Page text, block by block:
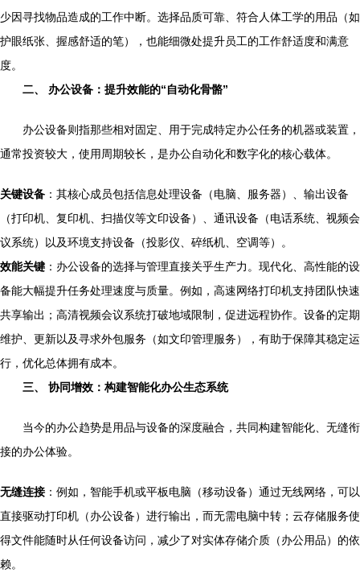
少因寻找物品造成的工作中断。选择品质可靠、符合人体工学的用品（如
护眼纸张、握感舒适的笔），也能细微处提升员工的工作舒适度和满意
度。
二、 办公设备：提升效能的“自动化骨骼”
办公设备则指那些相对固定、用于完成特定办公任务的机器或装置，
通常投资较大，使用周期较长，是办公自动化和数字化的核心载体。
关键设备 ：其核心成员包括信息处理设备（电脑、服务器）、输出设备
（打印机、复印机、扫描仪等文印设备）、通讯设备（电话系统、视频会
议系统）以及环境支持设备（投影仪、碎纸机、空调等）。
效能关键 ：办公设备的选择与管理直接关乎生产力。现代化、高性能的设
备能大幅提升任务处理速度与质量。例如，高速网络打印机支持团队快速
共享输出；高清视频会议系统打破地域限制，促进远程协作。设备的定期
维护、更新以及寻求外包服务（如文印管理服务），有助于保障其稳定运
行，优化总体拥有成本。
三、 协同增效：构建智能化办公生态系统
当今的办公趋势是用品与设备的深度融合，共同构建智能化、无缝衔
接的办公体验。
无缝连接 ：例如，智能手机或平板电脑（移动设备）通过无线网络，可以
直接驱动打印机（办公设备）进行输出，而无需电脑中转；云存储服务使
得文件能随时从任何设备访问，减少了对实体存储介质（办公用品）的依
赖。